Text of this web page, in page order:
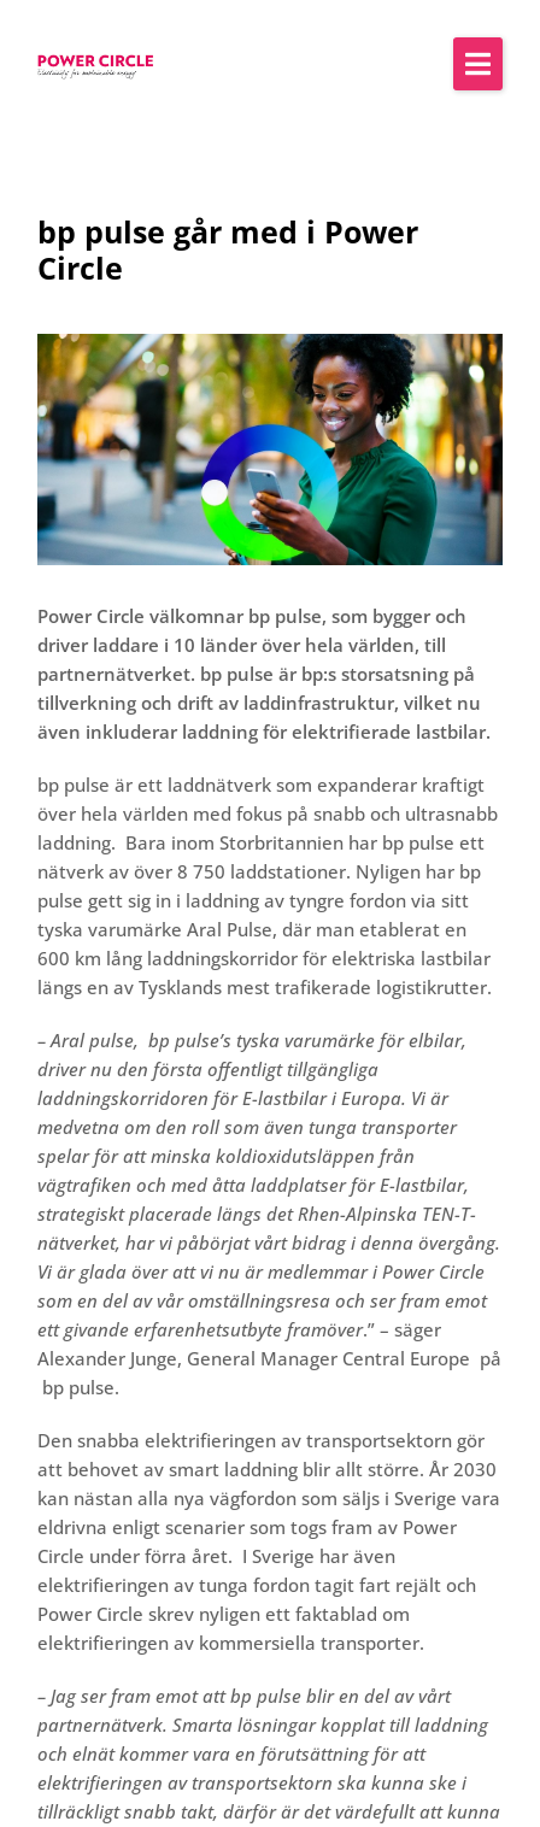
bp pulse går med i Power
Circle
Power Circle välkomnar bp pulse, som bygger och
driver laddare i 10 länder över hela världen, till
partnernätverket. bp pulse är bp:s storsatsning på
tillverkning och drift av laddinfrastruktur, vilket nu
även inkluderar laddning för elektrifierade lastbilar.
bp pulse är ett laddnätverk som expanderar kraftigt
över hela världen med fokus på snabb och ultrasnabb
laddning. Bara inom Storbritannien har bp pulse ett
nätverk av över 8 750 laddstationer. Nyligen har bp
pulse gett sig in i laddning av tyngre fordon via sitt
tyska varumärke Aral Pulse, där man etablerat en
600 km lång laddningskorridor för elektriska lastbilar
längs en av Tysklands mest trafikerade logistikrutter.
– Aral pulse, bp pulse’s tyska varumärke för elbilar,
driver nu den första offentligt tillgängliga
laddningskorridoren för E-lastbilar i Europa. Vi är
medvetna om den roll som även tunga transporter
spelar för att minska koldioxidutsläppen från
vägtrafiken och med åtta laddplatser för E-lastbilar,
strategiskt placerade längs det Rhen-Alpinska TEN-T-
nätverket, har vi påbörjat vårt bidrag i denna övergång.
Vi är glada över att vi nu är medlemmar i Power Circle
som en del av vår omställningsresa och ser fram emot
ett givande erfarenhetsutbyte framöver.” – säger
Alexander Junge, General Manager Central Europe på
bp pulse.
Den snabba elektrifieringen av transportsektorn gör
att behovet av smart laddning blir allt större. År 2030
kan nästan alla nya vägfordon som säljs i Sverige vara
eldrivna enligt scenarier som togs fram av Power
Circle under förra året. I Sverige har även
elektrifieringen av tunga fordon tagit fart rejält och
Power Circle skrev nyligen ett faktablad om
elektrifieringen av kommersiella transporter.
– Jag ser fram emot att bp pulse blir en del av vårt
partnernätverk. Smarta lösningar kopplat till laddning
och elnät kommer vara en förutsättning för att
elektrifieringen av transportsektorn ska kunna ske i
tillräckligt snabb takt, därför är det värdefullt att kunna